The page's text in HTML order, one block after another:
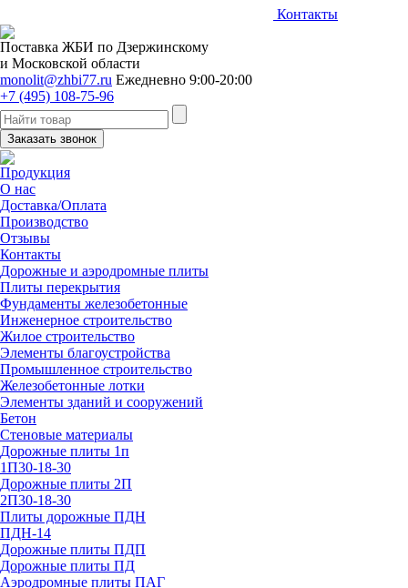
Контакты
Поставка ЖБИ по Дзержинскому
и Московской области
monolit@zhbi77.ru Ежедневно 9:00-20:00
+7 (495) 108-75-96
Заказать звонок
Продукция
О нас
Доставка/Оплата
Производство
Отзывы
Контакты
Дорожные и аэродромные плиты
Плиты перекрытия
Фундаменты железобетонные
Инженерное строительство
Жилое строительство
Элементы благоустройства
Промышленное строительство
Железобетонные лотки
Элементы зданий и сооружений
Бетон
Стеновые материалы
Дорожные плиты 1п
1П30-18-30
Дорожные плиты 2П
2П30-18-30
Плиты дорожные ПДН
ПДН-14
Дорожные плиты ПДП
Дорожные плиты ПД
Аэродромные плиты ПАГ